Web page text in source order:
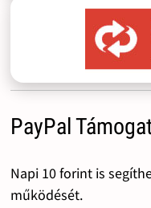
PayPal
Napi 10 forint is
működését.